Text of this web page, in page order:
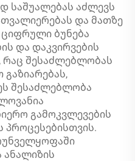
საშუალებას აძლევს
და მათზე
ციფრული ბუნება
და დაკვირვების
რაც შესაძლებლობას
შესაძლებლობა
გამოკვლევების
ანალიზის